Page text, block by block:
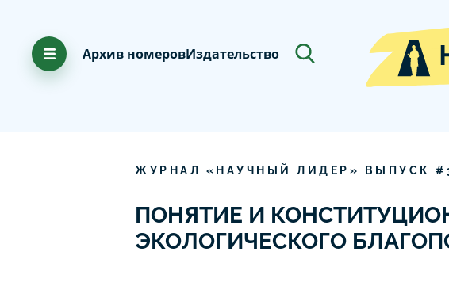
Архив номеровИздательство
ЖУРНАЛ «НАУЧНЫЙ ЛИДЕР» ВЫПУСК #
ПОНЯТИЕ И
ЭКОЛОГИЧЕСКОГО